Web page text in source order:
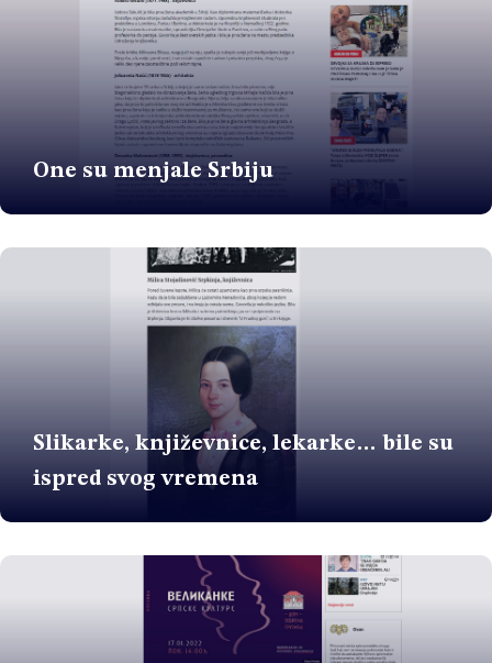
One su menjale Srbiju
Slikarke, književnice, lekarke… bile su
ispred svog vremena